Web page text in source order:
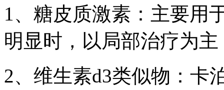
1、糖皮质激素：主要用
明显时，以局部治疗为
2、维生素d3类似物：卡